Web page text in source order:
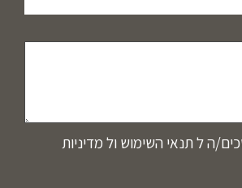
ה ל תנאי השימוש ול מדיניות